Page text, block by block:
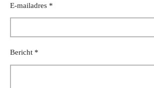
E-mailadres *
Bericht *